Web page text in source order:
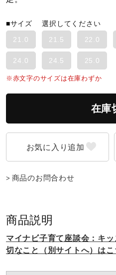
ワーキング
ウォーキングシュー
ライフスタイルグ
インナー
アウトドア／レイン
■サイズ選択してください
21.0
21.5 22.0
24.0 24.5 25.0
※赤文字のサイズは在庫わずか
在庫
商品のお問合わせ
商品説明
マイナビ子育て座談会：キ
切なこと（別サイトへ）はこ